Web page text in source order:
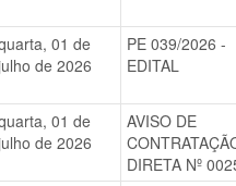
01 de
de 2026
PE 039/2026 -
EDITAL
01 de
de 2026
AVISO DE
DIRETA Nº